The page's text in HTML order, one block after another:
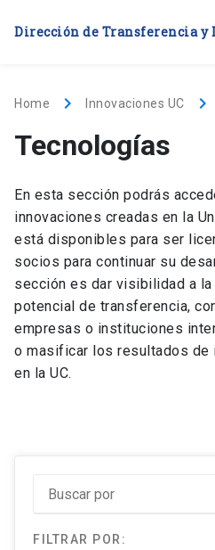
Dirección de Transferencia y
Home keyboard_arrow_right Innovaciones UC keyboard_arrow_right
Tecnologías
En esta sección podrás
innovaciones creadas en la
está disponibles para ser
socios para continuar su
sección es dar visibilidad a
potencial de transferencia,
empresas o instituciones
o masificar los resultados de
en la UC.
FILTRAR POR: